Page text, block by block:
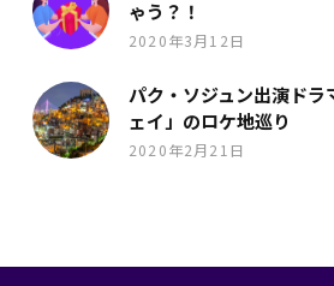
ゃう？！
2020年3月12日
パク・ソジュン出演ドラ
ェイ」のロケ地巡り
2020年2月21日